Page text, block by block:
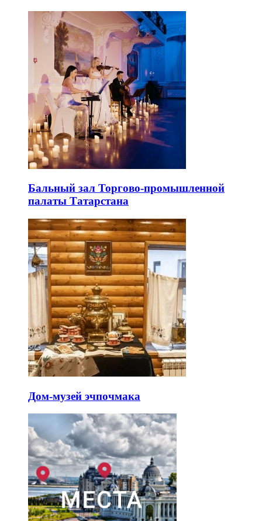
Бальный зал Торгово-промышленной
палаты Татарстана
Дом-музей эчпочмака